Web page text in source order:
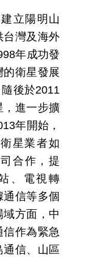
立陽明山
台灣及海外
年成功發
衛星發展
後於2011
，進一步擴
年開始，
星業者如
合作，提
、電視轉
信等多個
方面，中
作為緊急
信、山區